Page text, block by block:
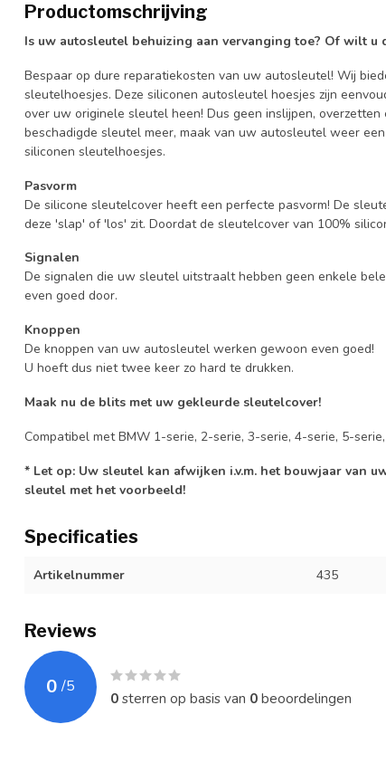
Productomschrijving
Is uw autosleutel behuizing aan vervanging toe? Of wilt
Bespaar op dure reparatiekosten van uw autosleutel! Wij
sleutelhoesjes. Deze siliconen autosleutel hoesjes zijn
over uw originele sleutel heen! Dus geen inslijpen,
beschadigde sleutel meer, maak van uw autosleutel weer
siliconen sleutelhoesjes.
Pasvorm
De silicone sleutelcover heeft een perfecte pasvorm! De
deze 'slap' of 'los' zit. Doordat de sleutelcover van 100%
Signalen
De signalen die uw sleutel uitstraalt hebben geen enkele
even goed door.
Knoppen
De knoppen van uw autosleutel werken gewoon even goed!
U hoeft dus niet twee keer zo hard te drukken.
Maak nu de blits met uw gekleurde sleutelcover!
Compatibel met BMW 1-serie, 2-serie, 3-serie, 4-serie, 5-
* Let op: Uw sleutel kan afwijken i.v.m. het bouwjaar van
sleutel met het voorbeeld!
Specificaties
Artikelnummer 435
Reviews
0 /5
0sterren op basis van 0beoordelingen